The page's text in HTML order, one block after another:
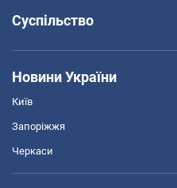
Суспільство
Новини України
Київ
Запоріжжя
Черкаси